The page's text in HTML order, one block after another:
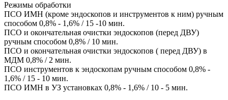
Режимы обработки
ПСО ИМН (кроме эндоскопов и инструментов к ним) ручным
способом 0,8% - 1,6% / 15 -10 мин.
ПСО и окончательная очистки эндоскопов (перед ДВУ)
ручным способом 0,8% / 10 мин.
ПСО и окончательная очистки эндоскопов ( перед ДВУ) в
МДМ 0,8% / 2 мин.
ПСО инструментов к эндоскопам ручным способом 0,8% -
1,6% / 15 - 10 мин.
ПСО ИМН в УЗ установках 0,8% - 1,6% / 10 - 5 мин.